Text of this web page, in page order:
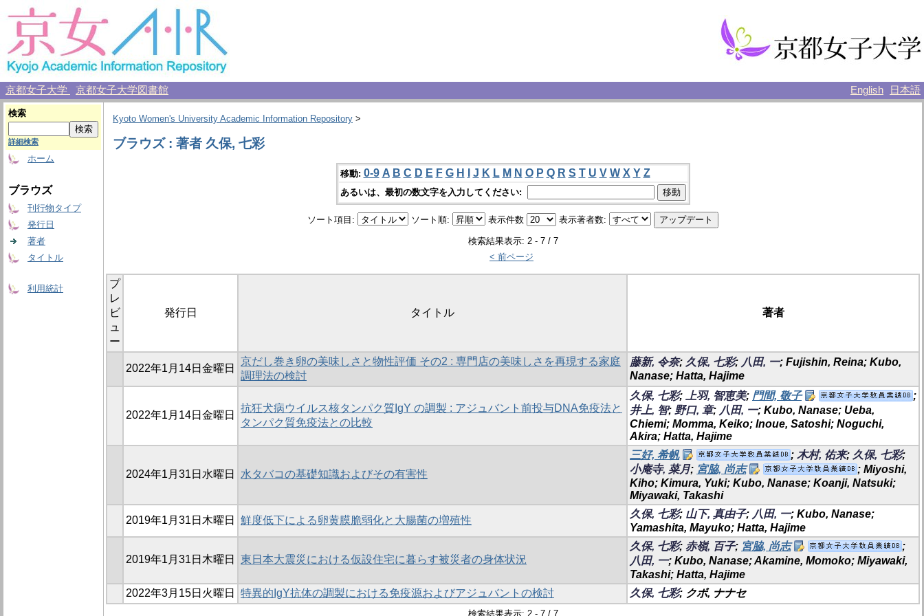
京都女子大学 京都女子大学図書館 English 日本語
検索
詳細検索
ホーム
ブラウズ
刊行物タイプ
発行日
著者
タイトル
利用統計
Kyoto Women's University Academic Information Repository >
ブラウズ : 著者 久保, 七彩
移動: 0-9 A B C D E F G H J K L M N O P Q R S T U V W X Y Z
あるいは、最初の数文字を入力してください:
ソート項目: ソート順: 表示件数 表示著者数:
検索結果表示: 2 - 7 / 7
< 前ページ
プ
レ
ビ
ュ
ー
発行日 タイトル 著者
2022年1月14日金曜日
京だし巻き卵の美味しさと物性評価 その2 : 専門店の美味しさを再現する家庭
調理法の検討
藤新, 令奈; 久保, 七彩; 八田, 一; Fujishin, Reina; Kubo,
Nanase; Hatta, Hajime
2022年1月14日金曜日
抗狂犬病ウイルス核タンパク質IgY の調製 : アジュバント前投与DNA免疫法と
タンパク質免疫法との比較
久保, 七彩; 上羽, 智恵美; 門間, 敬子
;
井上, 智; 野口, 章; 八田, 一; Kubo, Nanase; Ueba,
Chiemi; Momma, Keiko; Inoue, Satoshi; Noguchi,
Akira; Hatta, Hajime
2024年1月31日水曜日 水タバコの基礎知識およびその有害性
三好, 希帆 ; 木村, 佑来; 久保, 七彩;
小庵寺, 菜月; 宮脇, 尚志
; Miyoshi,
Kiho; Kimura, Yuki; Kubo, Nanase; Koanji, Natsuki;
Miyawaki, Takashi
2019年1月31日木曜日 鮮度低下による卵黄膜脆弱化と大腸菌の増殖性
久保, 七彩; 山下, 真由子; 八田, 一; Kubo, Nanase;
Yamashita, Mayuko; Hatta, Hajime
2019年1月31日木曜日 東日本大震災における仮設住宅に暮らす被災者の身体状況
久保, 七彩; 赤嶺, 百子; 宮脇, 尚志
;
八田, 一; Kubo, Nanase; Akamine, Momoko; Miyawaki,
Takashi; Hatta, Hajime
2022年3月15日火曜日
特異的IgY抗体の調製における免疫源およびアジュバントの検討 久保, 七彩; クボ, ナナセ
検索結果表示: 2 - 7 / 7